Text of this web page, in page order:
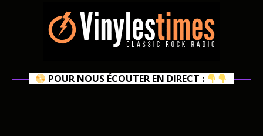
POUR NOUS ÉCOUTER EN DIRECT :